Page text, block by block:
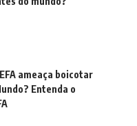
ameaça boicotar
Entenda o